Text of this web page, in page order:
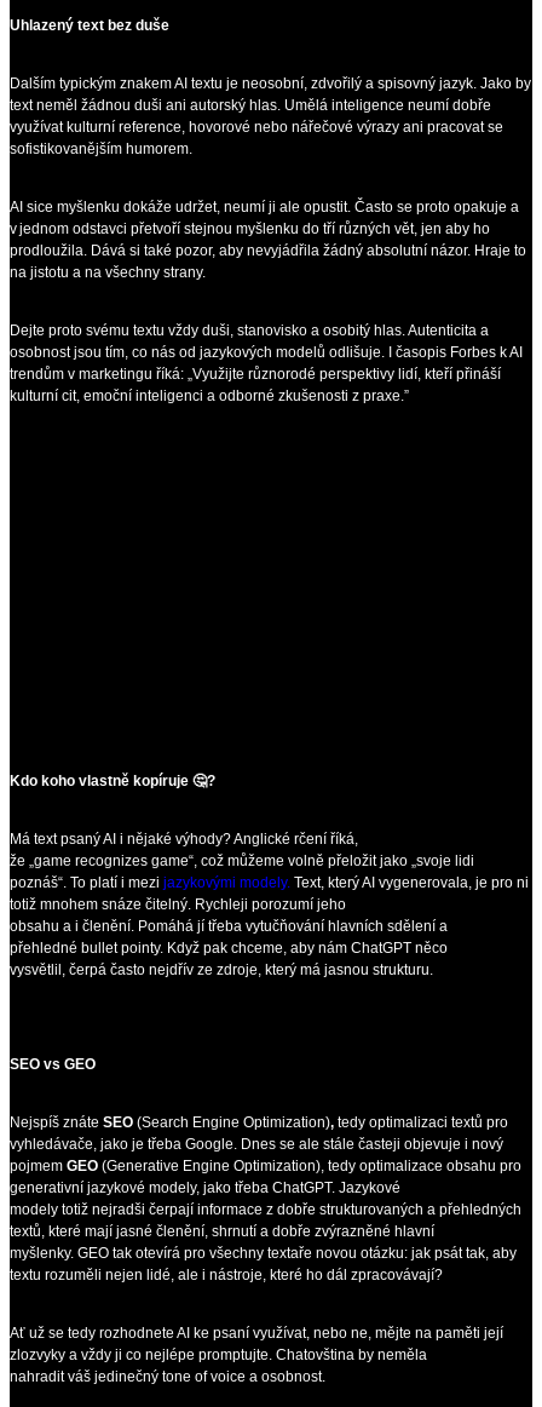
Uhlazený text bez duše
Dalším typickým znakem AI textu je neosobní, zdvořilý a spisovný jazyk. Jako by
text neměl žádnou duši ani autorský hlas. Umělá inteligence neumí dobře
využívat kulturní reference, hovorové nebo nářečové výrazy ani pracovat se
sofistikovanějším humorem.
AI sice myšlenku dokáže udržet, neumí ji ale opustit. Často se proto opakuje a
v jednom odstavci přetvoří stejnou myšlenku do tří různých vět, jen aby ho
prodloužila. Dává si také pozor, aby nevyjádřila žádný absolutní názor. Hraje to
na jistotu a na všechny strany.
Dejte proto svému textu vždy duši, stanovisko a osobitý hlas. Autenticita a
osobnost jsou tím, co nás od jazykových modelů odlišuje. I časopis Forbes k AI
trendům v marketingu říká: „Využijte různorodé perspektivy lidí, kteří přináší
kulturní cit, emoční inteligenci a odborné zkušenosti z praxe.”
Kdo koho vlastně kopíruje 🤔?
Má text psaný AI i nějaké výhody? Anglické rčení říká,
že „game recognizes game“, což můžeme volně přeložit jako „svoje lidi
poznáš“. To platí i mezi jazykovými modely. Text, který AI vygenerovala, je pro ni
totiž mnohem snáze čitelný. Rychleji porozumí jeho
obsahu a i členění. Pomáhá jí třeba vytučňování hlavních sdělení a
přehledné bullet pointy. Když pak chceme, aby nám ChatGPT něco
vysvětlil, čerpá často nejdřív ze zdroje, který má jasnou strukturu.
SEO vs GEO
Nejspíš znáte SEO (Search Engine Optimization), tedy optimalizaci textů pro
vyhledávače, jako je třeba Google. Dnes se ale stále časteji objevuje i nový
pojmem GEO (Generative Engine Optimization), tedy optimalizace obsahu pro
generativní jazykové modely, jako třeba ChatGPT. Jazykové
modely totiž nejradši čerpají informace z dobře strukturovaných a přehledných
textů, které mají jasné členění, shrnutí a dobře zvýrazněné hlavní
myšlenky. GEO tak otevírá pro všechny textaře novou otázku: jak psát tak, aby
textu rozuměli nejen lidé, ale i nástroje, které ho dál zpracovávají?
Ať už se tedy rozhodnete AI ke psaní využívat, nebo ne, mějte na paměti její
zlozvyky a vždy ji co nejlépe promptujte. Chatovština by neměla
nahradit váš jedinečný tone of voice a osobnost.